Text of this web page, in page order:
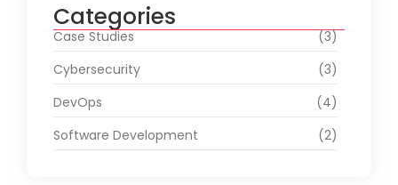
Categories
Case Studies
(3)
Cybersecurity
(3)
DevOps
(4)
Software Development
(2)